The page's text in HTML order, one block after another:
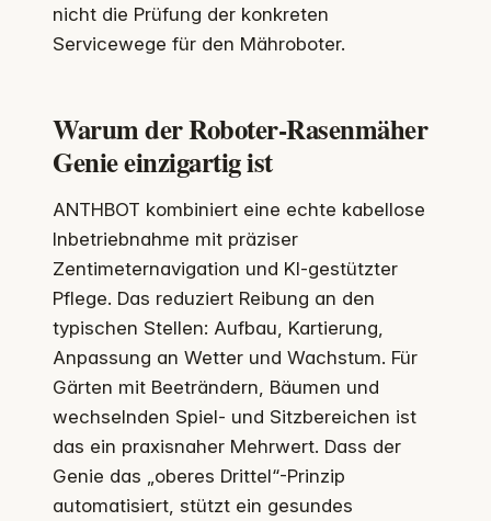
nicht die Prüfung der konkreten
Servicewege für den Mähroboter.
Warum der Roboter-Rasenmäher
Genie einzigartig ist
ANTHBOT kombiniert eine echte kabellose
Inbetriebnahme mit präziser
Zentimeternavigation und KI-gestützter
Pflege. Das reduziert Reibung an den
typischen Stellen: Aufbau, Kartierung,
Anpassung an Wetter und Wachstum. Für
Gärten mit Beeträndern, Bäumen und
wechselnden Spiel- und Sitzbereichen ist
das ein praxisnaher Mehrwert. Dass der
Genie das „oberes Drittel“-Prinzip
automatisiert, stützt ein gesundes